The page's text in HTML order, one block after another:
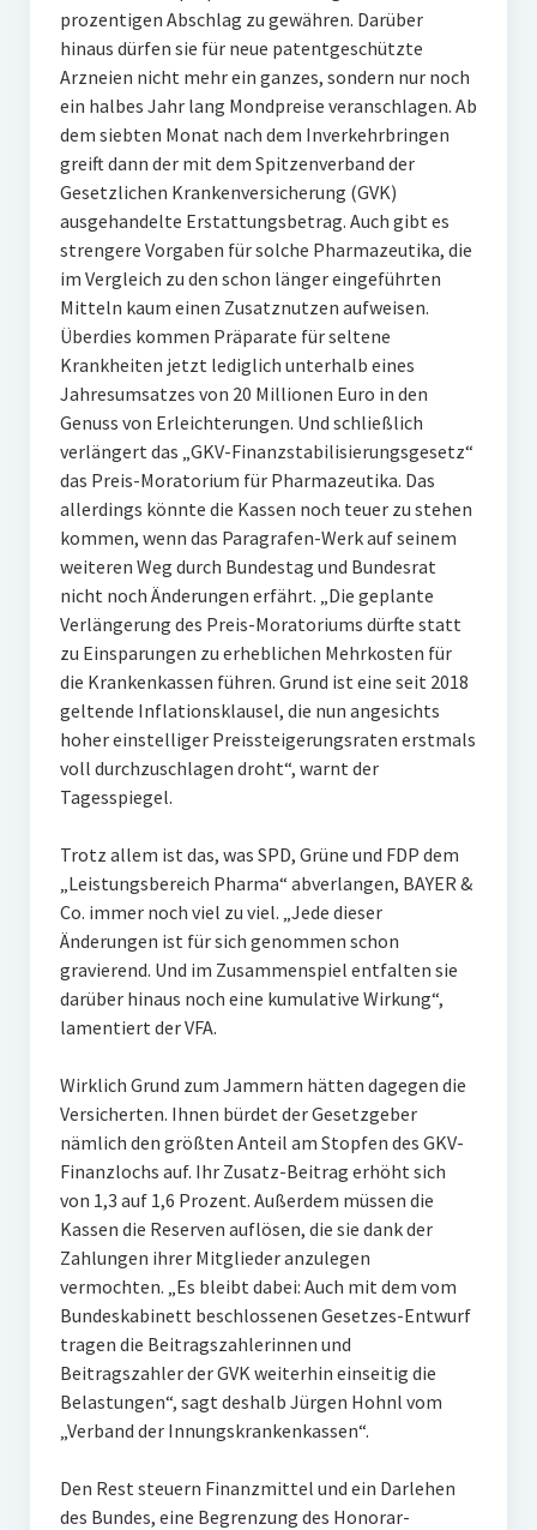
prozentigen Abschlag zu gewähren. Darüber
hinaus dürfen sie für neue patentgeschützte
Arzneien nicht mehr ein ganzes, sondern nur noch
ein halbes Jahr lang Mondpreise veranschlagen. Ab
dem siebten Monat nach dem Inverkehrbringen
greift dann der mit dem Spitzenverband der
Gesetzlichen Krankenversicherung (GVK)
ausgehandelte Erstattungsbetrag. Auch gibt es
strengere Vorgaben für solche Pharmazeutika, die
im Vergleich zu den schon länger eingeführten
Mitteln kaum einen Zusatznutzen aufweisen.
Überdies kommen Präparate für seltene
Krankheiten jetzt lediglich unterhalb eines
Jahresumsatzes von 20 Millionen Euro in den
Genuss von Erleichterungen. Und schließlich
verlängert das „GKV-Finanzstabilisierungsgesetz“
das Preis-Moratorium für Pharmazeutika. Das
allerdings könnte die Kassen noch teuer zu stehen
kommen, wenn das Paragrafen-Werk auf seinem
weiteren Weg durch Bundestag und Bundesrat
nicht noch Änderungen erfährt. „Die geplante
Verlängerung des Preis-Moratoriums dürfte statt
zu Einsparungen zu erheblichen Mehrkosten für
die Krankenkassen führen. Grund ist eine seit 2018
geltende Inflationsklausel, die nun angesichts
hoher einstelliger Preissteigerungsraten erstmals
voll durchzuschlagen droht“, warnt der
Tagesspiegel.
Trotz allem ist das, was SPD, Grüne und FDP dem
„Leistungsbereich Pharma“ abverlangen, BAYER &
Co. immer noch viel zu viel. „Jede dieser
Änderungen ist für sich genommen schon
gravierend. Und im Zusammenspiel entfalten sie
darüber hinaus noch eine kumulative Wirkung“,
lamentiert der VFA.
Wirklich Grund zum Jammern hätten dagegen die
Versicherten. Ihnen bürdet der Gesetzgeber
nämlich den größten Anteil am Stopfen des GKV-
Finanzlochs auf. Ihr Zusatz-Beitrag erhöht sich
von 1,3 auf 1,6 Prozent. Außerdem müssen die
Kassen die Reserven auflösen, die sie dank der
Zahlungen ihrer Mitglieder anzulegen
vermochten. „Es bleibt dabei: Auch mit dem vom
Bundeskabinett beschlossenen Gesetzes-Entwurf
tragen die Beitragszahlerinnen und
Beitragszahler der GVK weiterhin einseitig die
Belastungen“, sagt deshalb Jürgen Hohnl vom
„Verband der Innungskrankenkassen“.
Den Rest steuern Finanzmittel und ein Darlehen
des Bundes, eine Begrenzung des Honorar-